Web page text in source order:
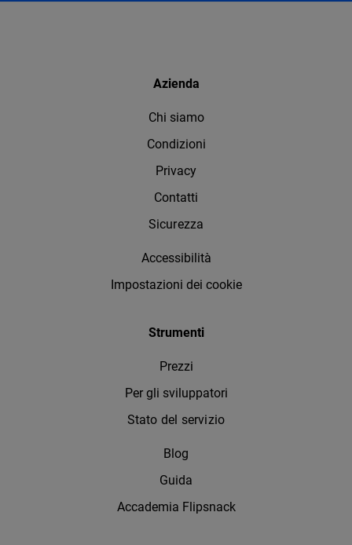
Azienda
Chi siamo
Condizioni
Privacy
Contatti
Sicurezza
Accessibilità
Impostazioni dei cookie
Strumenti
Prezzi
Per gli sviluppatori
Stato del servizio
Blog
Guida
Accademia Flipsnack